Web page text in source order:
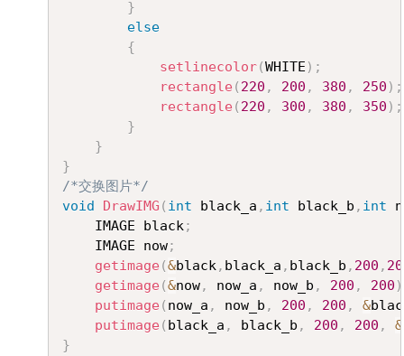
}
else
{
setlinecolor(WHITE ) ;
rectangle( 220 , 200 , 380 , 250 ) ;
rectangle( 220 , 300 , 380 , 350 ) ;
}
}
}
/*交换图片*/
void
DrawIMG ( int black_a , int black_b , int
	IMAGE black
;
	IMAGE now
;
getimage(&black, black_a , black_b , 200 ,
getimage(&now, now_a , now_b , 200 , 200 )
putimage( now_a , now_b , 200 , 200 , &
putimage( black_a , black_b , 200 , 200 , &
}